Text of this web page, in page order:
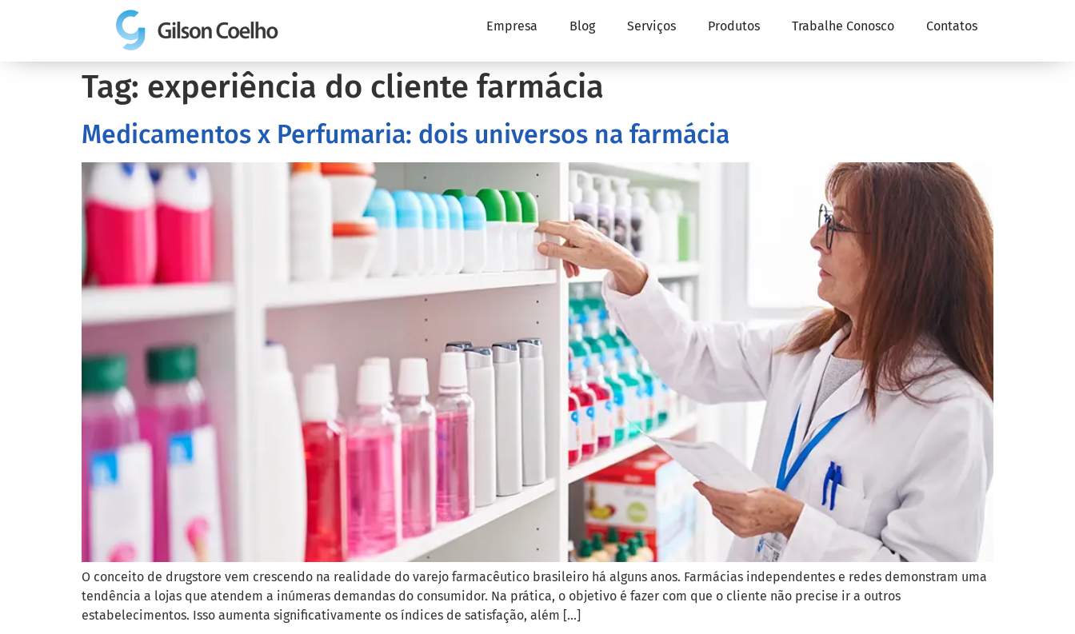
Empresa Blog Serviços Produtos Trabalhe Conosco Contatos
Tag: experiência do cliente farmácia
Medicamentos x Perfumaria: dois universos na farmácia
O conceito de drugstore vem crescendo na realidade do varejo farmacêutico brasileiro há alguns anos. Farmácias independentes e redes demonstram uma
tendência a lojas que atendem a inúmeras demandas do consumidor. Na prática, o objetivo é fazer com que o cliente não precise ir a outros
estabelecimentos. Isso aumenta significativamente os índices de satisfação, além […]